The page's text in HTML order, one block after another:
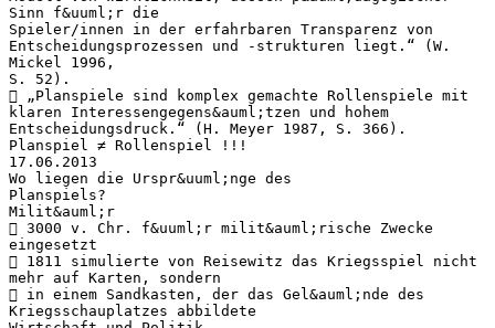
Sinn f&uuml;r die
Spieler/innen in der erfahrbaren Transparenz von
Entscheidungsprozessen und -strukturen liegt.“ (W.
Mickel 1996,
S. 52).
 „Planspiele sind komplex gemachte Rollenspiele mit
klaren Interessengegens&auml;tzen und hohem
Entscheidungsdruck.“ (H. Meyer 1987, S. 366).
Planspiel ≠ Rollenspiel !!!
17.06.2013
Wo liegen die Urspr&uuml;nge des
Planspiels?
Milit&auml;r
 3000 v. Chr. f&uuml;r milit&auml;rische Zwecke
eingesetzt
 1811 simulierte von Reisewitz das Kriegsspiel nicht
mehr auf Karten, sondern
 in einem Sandkasten, der das Gel&auml;nde des
Kriegsschauplatzes abbildete